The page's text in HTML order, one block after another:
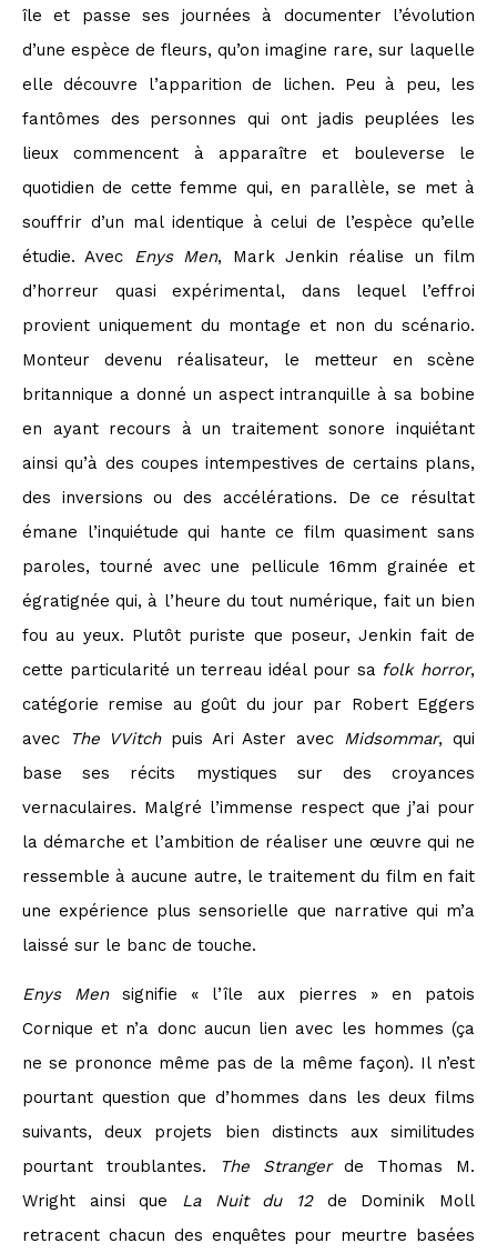
île et passe ses journées à documenter l’évolution
d’une espèce de fleurs, qu’on imagine rare, sur laquelle
elle découvre l’apparition de lichen. Peu à peu, les
fantômes des personnes qui ont jadis peuplées les
lieux commencent à apparaître et bouleverse le
quotidien de cette femme qui, en parallèle, se met à
souffrir d’un mal identique à celui de l’espèce qu’elle
étudie. Avec Enys Men, Mark Jenkin réalise un film
d’horreur quasi expérimental, dans lequel l’effroi
provient uniquement du montage et non du scénario.
Monteur devenu réalisateur, le metteur en scène
britannique a donné un aspect intranquille à sa bobine
en ayant recours à un traitement sonore inquiétant
ainsi qu’à des coupes intempestives de certains plans,
des inversions ou des accélérations. De ce résultat
émane l’inquiétude qui hante ce film quasiment sans
paroles, tourné avec une pellicule 16mm grainée et
égratignée qui, à l’heure du tout numérique, fait un bien
fou au yeux. Plutôt puriste que poseur, Jenkin fait de
cette particularité un terreau idéal pour sa folk horror,
catégorie remise au goût du jour par Robert Eggers
avec
The VVitchpuis Ari Aster avec Midsommar, qui
base ses récits mystiques sur des croyances
vernaculaires. Malgré l’immense respect que j’ai pour
la démarche et l’ambition de réaliser une œuvre qui ne
ressemble à aucune autre, le traitement du film en fait
une expérience plus sensorielle que narrative qui m’a
laissé sur le banc de touche.
Enys Mensignifie « l’île aux pierres » en patois
Cornique et n’a donc aucun lien avec les hommes (ça
ne se prononce même pas de la même façon). Il n’est
pourtant question que d’hommes dans les deux films
suivants, deux projets bien distincts aux similitudes
pourtant troublantes.
The Strangerde Thomas M.
Wright ainsi que La Nuit du 12de Dominik Moll
retracent chacun des enquêtes pour meurtre basées